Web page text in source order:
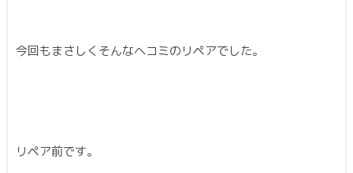
今回もまさしくそんなヘコミのリペアでした。
リペア前です。